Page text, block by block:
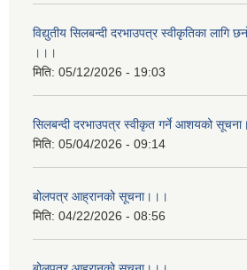
विद्युतीय सिलबन्दी दरभाउपत्र स्वीकृतिका लागि
।।।
मिति: 05/12/2026 - 19:03
सिलबन्दी दरभाउपत्र स्वीकृत गर्ने आशयको
मिति: 05/04/2026 - 09:14
बोलपत्र आह्रानको सूचना।।।
मिति: 04/22/2026 - 08:56